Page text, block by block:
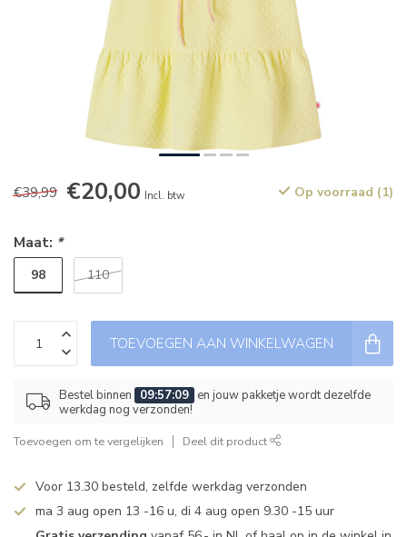
€39,99 €20,00 Incl. btw Op voorraad (1)
Maat: *
98 110
TOEVOEGEN AAN WINKELWAGEN
Bestel binnen 09:57:08 en jouw pakketje wordt dezelfde
werkdag nog verzonden!
Toevoegen om te vergelijken Deel dit product
Voor 13.30 besteld, zelfde werkdag verzonden
ma 3 aug open 13 -16 u, di 4 aug open 9.30 -15 uur